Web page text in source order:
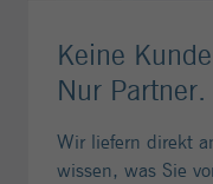
Keine
Nur Partner.
Wir liefern direkt
wissen, was Sie